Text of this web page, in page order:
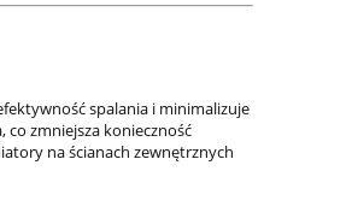
spalania i minimalizuje
co zmniejsza konieczność
na ścianach zewnętrznych